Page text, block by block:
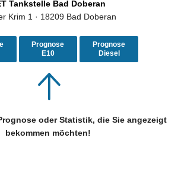
Tankstelle Bad Doberan
Krim 1 · 18209 Bad Doberan
Prognose
E10
Prognose
Diesel
oder Statistik, die Sie angezeigt
bekommen möchten!